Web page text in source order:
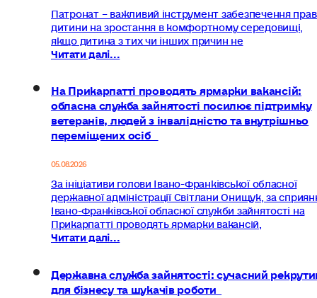
Патронат – важливий інструмент забезпечення
дитини на зростання в комфортному середовищі,
якщо дитина з тих чи інших причин не
Читати далі...
На Прикарпатті проводять ярмарки вакансій:
обласна служба зайнятості посилює підтримку
ветеранів, людей з інвалідністю та внутрішньо
переміщених осіб
05.08.2026
За ініціативи голови Івано-Франківської обласної
державної адміністрації Світлани Онищук, за
Івано-Франківської обласної служби зайнятості на
Прикарпатті проводять ярмарки вакансій,
Читати далі...
Державна служба зайнятості: сучасний
для бізнесу та шукачів роботи